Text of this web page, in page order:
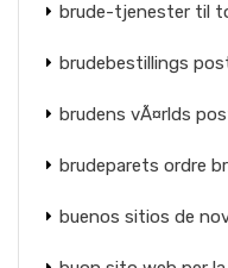
brude-tjenester til
brudebestillings
brudens vÃ¤rlds
brudeparets ordre
buenos sitios de